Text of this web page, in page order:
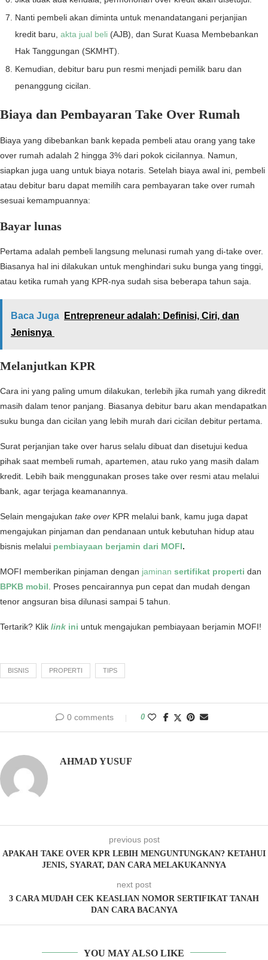
Nanti pembeli akan diminta untuk menandatangani perjanjian
kredit baru, akta jual beli (AJB), dan Surat Kuasa Membebankan
Hak Tanggungan (SKMHT).
Kemudian, debitur baru pun resmi menjadi pemilik baru dan
penanggung cicilan.
Biaya dan Pembayaran Take Over Rumah
Biaya yang dibebankan bank kepada pembeli atau orang yang take
over rumah adalah 2 hingga 3% dari pokok cicilannya. Namun,
siapkan juga uang untuk biaya notaris. Setelah biaya awal ini, pembeli
atau debitur baru dapat memilih cara pembayaran take over rumah
sesuai kemampuannya:
Bayar lunas
Pertama adalah pembeli langsung melunasi rumah yang di-take over.
Biasanya hal ini dilakukan untuk menghindari suku bunga yang tinggi,
atau ketika rumah yang KPR-nya sudah sisa beberapa tahun saja.
Baca Juga
Entrepreneur adalah: Definisi, Ciri, dan
Jenisnya
Melanjutkan KPR
Cara ini yang paling umum dilakukan, terlebih jika rumah yang dikredit
masih dalam tenor panjang. Biasanya debitur baru akan mendapatkan
suku bunga dan cicilan yang lebih murah dari cicilan debitur pertama.
Surat perjanjian take over harus selalu dibuat dan disetujui kedua
pihak saat membeli rumah, apartemen, atau ruko yang masih dalam
kredit. Lebih baik menggunakan proses take over resmi atau melalui
bank, agar terjaga keamanannya.
Selain mengajukan take over KPR melalui bank, kamu juga dapat
mengajukan pinjaman dan pendanaan untuk kebutuhan hidup atau
bisnis melalui pembiayaan berjamin dari MOFI.
MOFI memberikan pinjaman dengan jaminan sertifikat properti dan
BPKB mobil . Proses pencairannya pun cepat dan mudah dengan
tenor angsuran bisa dilunasi sampai 5 tahun.
Tertarik? Klik link ini untuk mengajukan pembiayaan berjamin MOFI!
BISNIS PROPERTI TIPS
0 comments 0
AHMAD YUSUF
previous post
APAKAH TAKE OVER KPR LEBIH MENGUNTUNGKAN? KETAHUI
JENIS, SYARAT, DAN CARA MELAKUKANNYA
next post
3 CARA MUDAH CEK KEASLIAN NOMOR SERTIFIKAT TANAH
DAN CARA BACANYA
YOU MAY ALSO LIKE